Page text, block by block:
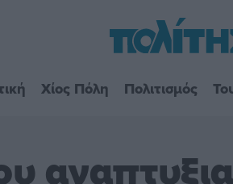
Χίος Πόλη Πολιτισμός